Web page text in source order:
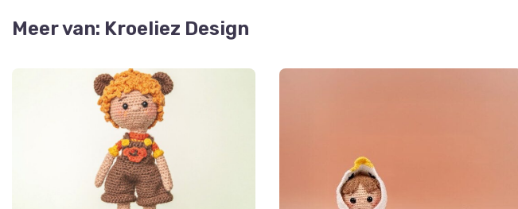
Meer van: Kroeliez Design